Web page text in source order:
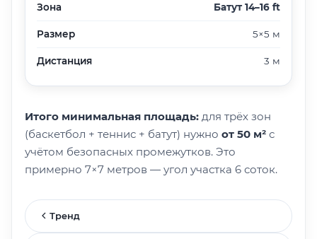
Зона Батут 14–16 ft
Размер 5×5 м
Дистанция 3 м
Итого минимальная площадь: для трёх зон
(баскетбол + теннис + батут) нужно от 50 м² с
учётом безопасных промежутков. Это
примерно 7×7 метров — угол участка 6 соток.
Тренд